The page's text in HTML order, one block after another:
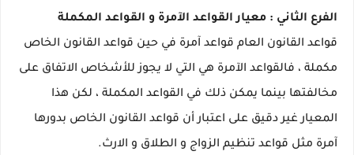
الفرع الثاني : معيار القواعد الآمرة و القواعد المكملة
قواعد القانون العام قواعد آمرة في حين قواعد القانون الخاص
مكملة ، فالقواعد الآمرة هي التي لا يجوز للأشخاص الاتفاق على
مخالفتها بينما يمكن ذلك في القواعد المكملة ، لكن هذا
المعيار غير دقيق على اعتبار أن قواعد القانون الخاص بدورها
آمرة مثل قواعد تنظيم الزواج و الطلاق و الارث.